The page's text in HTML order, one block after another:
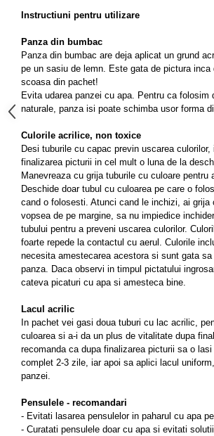
Instructiuni pentru utilizare
Panza din bumbac
Panza din bumbac are deja aplicat un grund
pe un sasiu de lemn. Este gata de pictura inca
scoasa din pachet!
Evita udarea panzei cu apa. Pentru ca folosim
naturale, panza isi poate schimba usor forma
Culorile acrilice, non toxice
Desi tuburile cu capac previn uscarea culorilor,
finalizarea picturii in cel mult o luna de la
Manevreaza cu grija tuburile cu culoare pentru
Deschide doar tubul cu culoarea pe care o
cand o folosesti. Atunci cand le inchizi, ai grija
vopsea de pe margine, sa nu impiedice
tubului pentru a preveni uscarea culorilor.
foarte repede la contactul cu aerul. Culorile
necesita amestecarea acestora si sunt gata
panza. Daca observi in timpul pictatului
cateva picaturi cu apa si amesteca bine.
Lacul acrilic
In pachet vei gasi doua tuburi cu lac acrilic,
culoarea si a-i da un plus de vitalitate dupa
recomanda ca dupa finalizarea picturii sa o
complet 2-3 zile, iar apoi sa aplici lacul
panzei.
Pensulele - recomandari
- Evitati lasarea pensulelor in paharul cu apa
- Curatati pensulele doar cu apa si evitati